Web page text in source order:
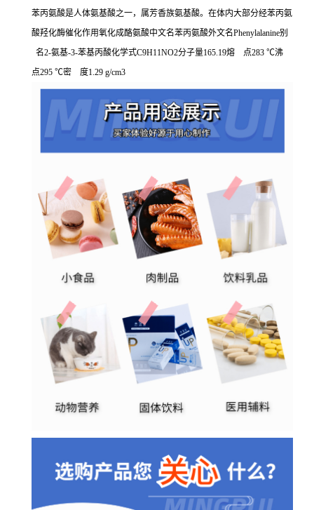
苯丙氨酸是人体氨基酸之一，属芳香族氨基酸。在体内大部分经苯丙氨
酸羟化酶催化作用氧化成酪氨酸中文名苯丙氨酸外文名Phenylalanine别
名2-氨基-3-苯基丙酸化学式C9H11NO2分子量165.19熔 点283 ℃沸
点295 ℃密 度1.29 g/cm3